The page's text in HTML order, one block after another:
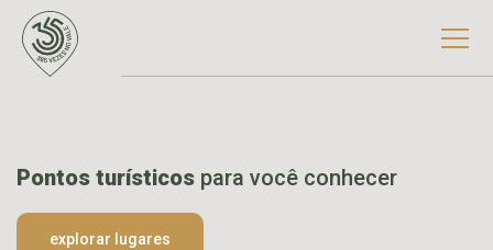
Pontos turísticos para você conhecer
explorar lugares